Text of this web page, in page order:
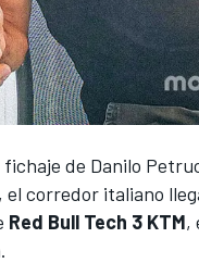
fichaje de Danilo
el corredor italiano
Red Bull Tech 3 KTM,